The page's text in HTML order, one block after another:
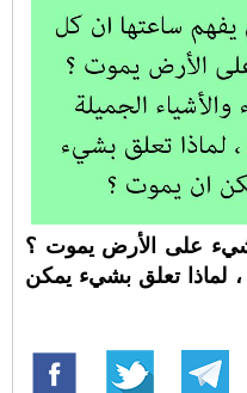
شيء على الأرض يموت ؟
، لماذا تعلق بشيء يمكن